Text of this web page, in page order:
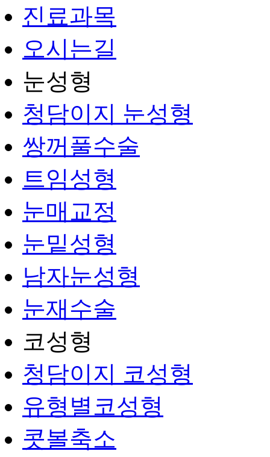
진료과목
오시는길
눈성형
청담이지 눈성형
쌍꺼풀수술
트임성형
눈매교정
눈밑성형
남자눈성형
눈재수술
코성형
청담이지 코성형
유형별코성형
콧볼축소